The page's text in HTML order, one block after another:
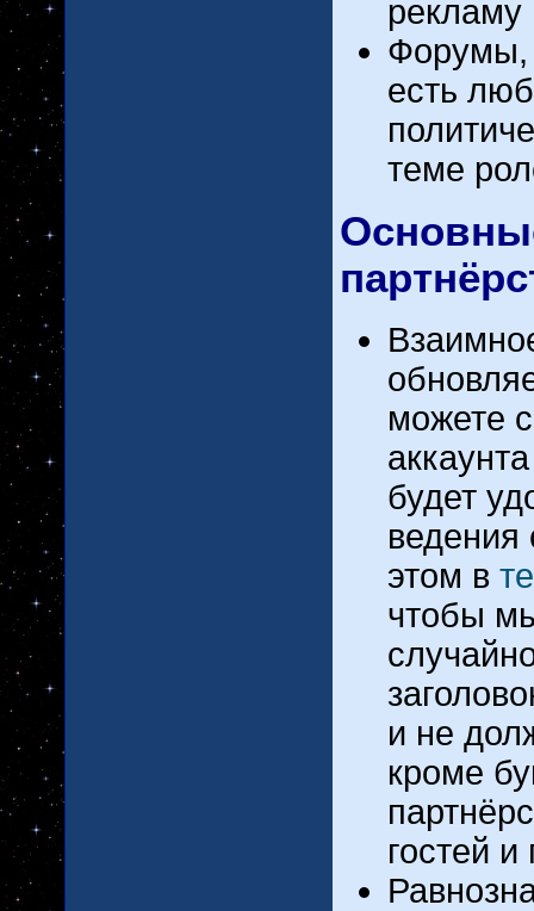
рекламу
Форумы,
есть
теме
можете
будет
этом в
чтобы
и не
кроме
гостей